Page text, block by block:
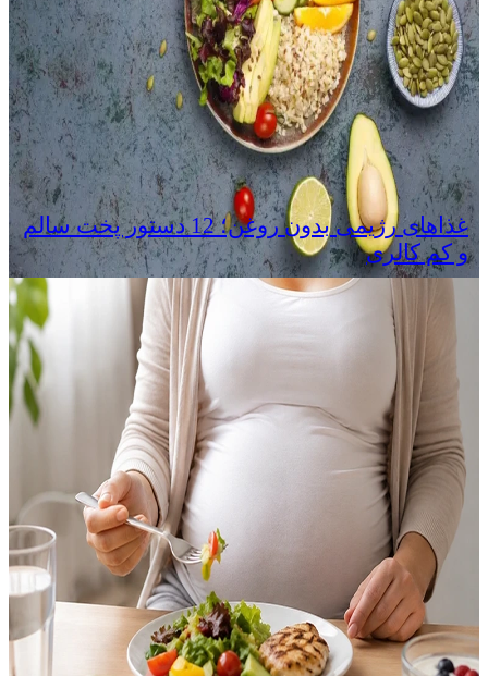
غذاهای رژیمی بدون روغن؛ 12 دستور پخت سالم
و کم‌ کالری